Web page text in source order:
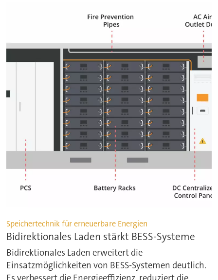
Speichertechnik für erneuerbare Energien
Bidirektionales Laden stärkt BESS-Systeme
Bidirektionales Laden erweitert die
Einsatzmöglichkeiten von BESS-Systemen deutlich.